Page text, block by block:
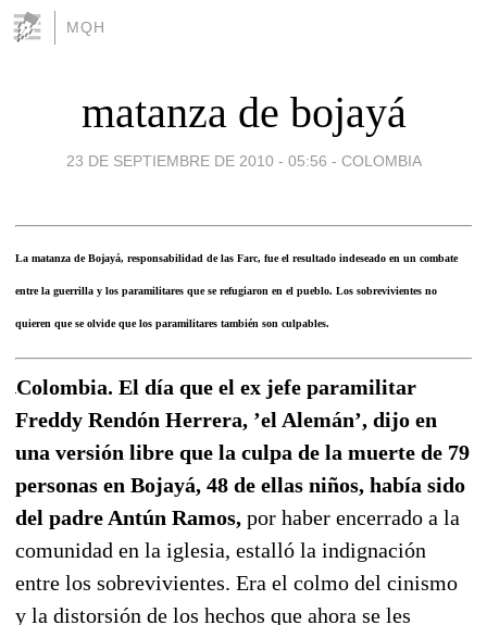
MQH
matanza de bojayá
23 DE SEPTIEMBRE DE 2010 - 05:56 - COLOMBIA
La matanza de Bojayá, responsabilidad de las Farc, fue el resultado indeseado en un combate
entre la guerrilla y los paramilitares que se refugiaron en el pueblo. Los sobrevivientes no
quieren que se olvide que los paramilitares también son culpables.
Colombia. El día que el ex jefe paramilitar
Freddy Rendón Herrera, ’el Alemán’, dijo en
una versión libre que la culpa de la muerte de 79
personas en Bojayá, 48 de ellas niños, había sido
del padre Antún Ramos, por haber encerrado a la
comunidad en la iglesia, estalló la indignación
entre los sobrevivientes. Era el colmo del cinismo
y la distorsión de los hechos que ahora se les